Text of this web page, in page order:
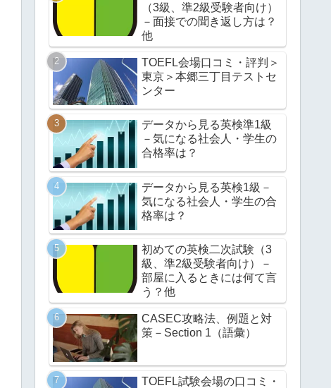
（3級、準2級受験者向け）
－面接での聞き返し方は？
他
TOEFL会場口コミ・評判＞
東京＞本郷三丁目テストセ
ンター
データから見る英検準1級
－気になる社会人・学生の
合格率は？
データから見る英検1級－
気になる社会人・学生の合
格率は？
初めての英検二次試験（3
級、準2級受験者向け）－
部屋に入るときには何て言
う？他
CASEC攻略法、例題と対
策－Section 1（語彙）
TOEFL試験会場の口コミ・